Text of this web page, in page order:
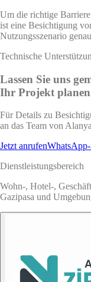
Um die richtige
ist eine Besichtigung
Nutzungsszenario
Technische
Lassen Sie uns
Ihr Projekt
Für Details zu
an das Team von
Jetzt anrufen
Dienstleistungsbereich
Wohn-, Hotel-,
Gazipasa und